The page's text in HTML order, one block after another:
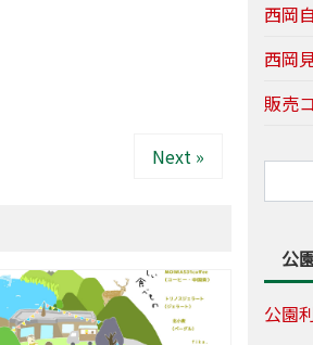
Next »
西岡
西岡
販売
公
公園